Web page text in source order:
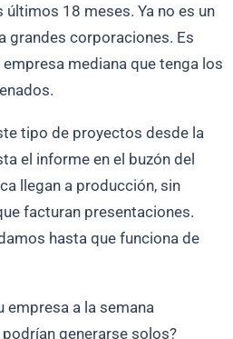
18 meses. Ya no es un
grandes corporaciones. Es
mediana que tenga los
tipo de proyectos desde la
el informe en el buzón del
llegan a producción, sin
facturan presentaciones.
hasta que funciona de
empresa a la semana
generarse solos?